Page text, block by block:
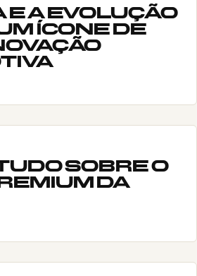
E A EVOLUÇÃO
ÍCONE DE
SOBRE O
DA